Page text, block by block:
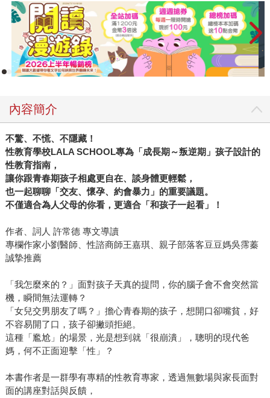
內容簡介
不驚、不慌、不隱藏！
性教育學校LALA SCHOOL專為「成長期～叛逆期」孩子設計的
性教育指南，
讓你跟青春期孩子相處更自在、談身體更輕鬆，
也一起聊聊「交友、懷孕、約會暴力」的重要議題。
不僅適合為人父母的你看，更適合「和孩子一起看」！
作者、詞人 許常德 專文導讀
專欄作家小劉醫師、性諮商師王嘉琪、親子部落客豆豆媽吳霈蓁
誠摯推薦
「我怎麼來的？」面對孩子天真的提問，你的腦子會不會突然當
機，瞬間無法運轉？
「女兒交男朋友了嗎？」擔心青春期的孩子，想開口卻嘴貧，好
不容易開了口，孩子卻撇頭拒絕。
這種「尷尬」的場景，光是想到就「很崩潰」，聰明的現代爸
媽，何不正面迎擊「性」？
本書作者是一群學有專精的性教育專家，透過無數場與家長面對
面的講座對話與反饋，